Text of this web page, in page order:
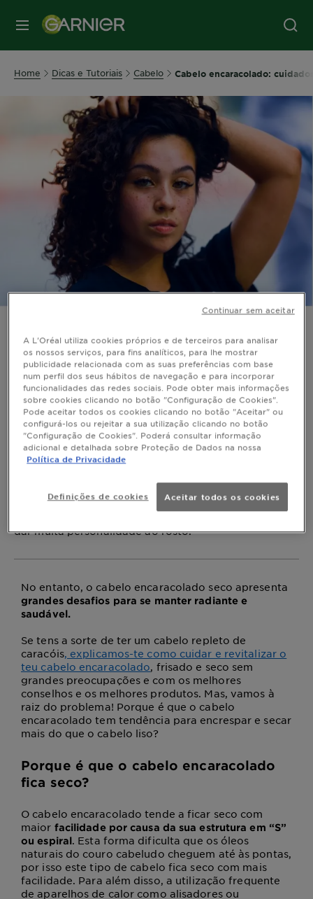
MENU
Home Dicas e Tutoriais Cabelo Cabelo encaracolado:
Cabelo encaracolado:
cuidados anti frizz para
um cabelo top
Uma compilação de truques capilares dos
mais eficazes para revitalizares o teu
cabelo seco e encaracolado! Toma nota!
um dos mais cobiçados, não só pela sua versatilidade,
dar muita personalidade ao rosto.
No entanto, o cabelo encaracolado seco apresenta
grandes desafios para se manter radiante e
saudável.
Se tens a sorte de ter um cabelo repleto de
caracóis, explicamos-te como cuidar e revitalizar o
teu cabelo encaracolado, frisado e seco sem
grandes preocupações e com os melhores
conselhos e os melhores produtos. Mas, vamos à
raiz do problema! Porque é que o cabelo
encaracoladotem tendência para encrespar e secar
mais do que o cabelo liso?
Porque é que o cabelo encaracolado
fica seco?
O cabelo encaracolado tende a ficar seco com
maior facilidade por causa da suaestrutura em “S”
ou espiral. Esta forma dificulta que os óleos
naturais do couro cabeludo cheguem até às pontas,
por isso este tipo de cabelo fica seco com mais
facilidade. Para além disso, a utilização frequente
de aparelhos de calor como alisadores ou
A L'Oréal utiliza cookies próprios e de terceiros para analisar
os nossos serviços, para fins analíticos, para lhe mostrar
publicidade relacionada com as suas preferências com base
num perfil dos seus hábitos de navegação e para incorporar
funcionalidades das redes sociais. Pode obter mais informações
sobre cookies clicando no botão "Configuração de Cookies".
Pode aceitar todos os cookies clicando no botão "Aceitar" ou
configurá-los ou rejeitar a sua utilização clicando no botão
"Configuração de Cookies". Poderá consultar informação
adicional e detalhada sobre Proteção de Dados na nossa
Política de Privacidade
Definições de cookies Aceitar todos os cookies
Continuar sem aceitar